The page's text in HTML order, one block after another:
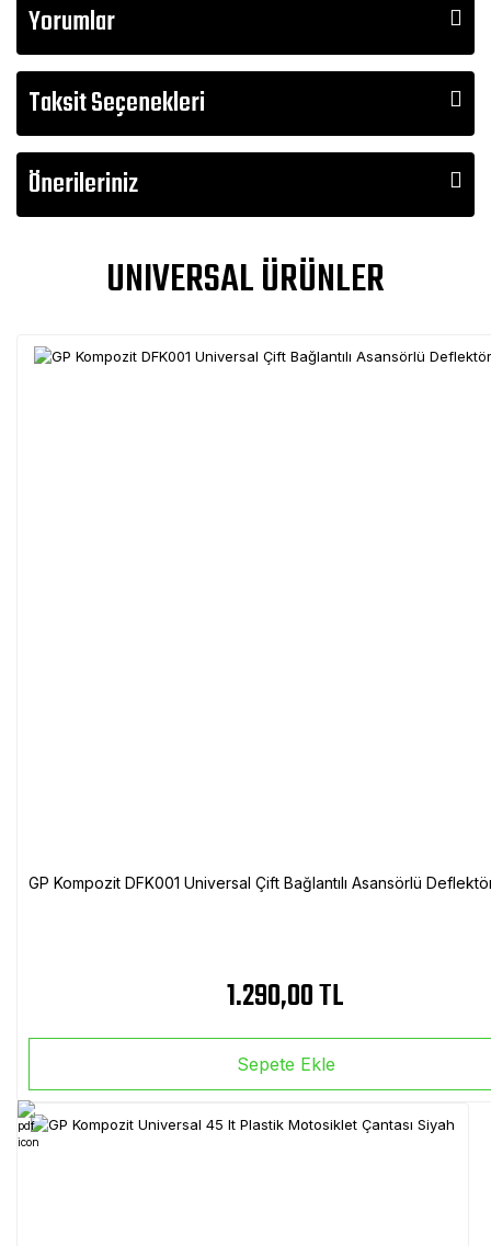
Yorumlar
Taksit Seçenekleri
Önerileriniz
UNIVERSAL ÜRÜNLER
GP Kompozit DFK001 Universal Çift Bağlantılı Asansörlü
1.290,00 TL
Sepete Ekle